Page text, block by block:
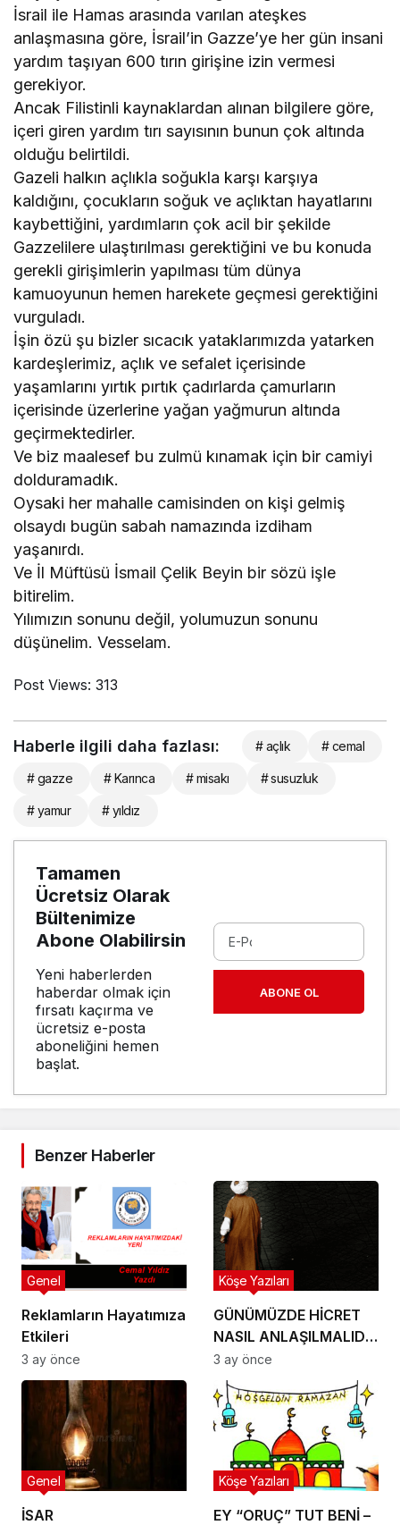
İsrail ile Hamas arasında varılan ateşkes
anlaşmasına göre, İsrail’in Gazze’ye her gün insani
yardım taşıyan 600 tırın girişine izin vermesi
gerekiyor.
Ancak Filistinli kaynaklardan alınan bilgilere göre,
içeri giren yardım tırı sayısının bunun çok altında
olduğu belirtildi.
Gazeli halkın açlıkla soğukla karşı karşıya
kaldığını, çocukların soğuk ve açlıktan hayatlarını
kaybettiğini, yardımların çok acil bir şekilde
Gazzelilere ulaştırılması gerektiğini ve bu konuda
gerekli girişimlerin yapılması tüm dünya
kamuoyunun hemen harekete geçmesi gerektiğini
vurguladı.
İşin özü şu bizler sıcacık yataklarımızda yatarken
kardeşlerimiz, açlık ve sefalet içerisinde
yaşamlarını yırtık pırtık çadırlarda çamurların
içerisinde üzerlerine yağan yağmurun altında
geçirmektedirler.
Ve biz maalesef bu zulmü kınamak için bir camiyi
dolduramadık.
Oysaki her mahalle camisinden on kişi gelmiş
olsaydı bugün sabah namazında izdiham
yaşanırdı.
Ve İl Müftüsü İsmail Çelik Beyin bir sözü işle
bitirelim.
Yılımızın sonunu değil, yolumuzun sonunu
düşünelim. Vesselam.
Post Views: 313
Haberle ilgili daha fazlası: # açlık # cemal
# gazze # Karınca # misakı # susuzluk
# yamur # yıldız
Tamamen
Ücretsiz Olarak
Bültenimize
Abone Olabilirsin
Yeni haberlerden
haberdar olmak için
fırsatı kaçırma ve
ücretsiz e-posta
aboneliğini hemen
başlat.
ABONE OL
Benzer Haberler
Reklamların Hayatımıza
Etkileri
Genel
3 ay önce
GÜNÜMÜZDE HİCRET
NASIL ANLAŞILMALIDIR
– Cemal Yıldız
Köşe Yazıları
3 ay önce
İSAR
Genel
EY “ORUÇ” TUT BENİ –
Köşe Yazıları